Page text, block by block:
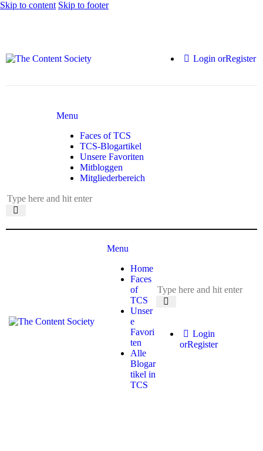
Skip to content Skip to footer
Login orRegister
Menu
Faces of TCS
TCS-Blogartikel
Unsere Favoriten
Mitbloggen
Mitgliederbereich
Menu
Home
Faces
of
TCS
Unser
e
Favori
ten
Alle
Blogar
tikel in
TCS
Login
orRegister